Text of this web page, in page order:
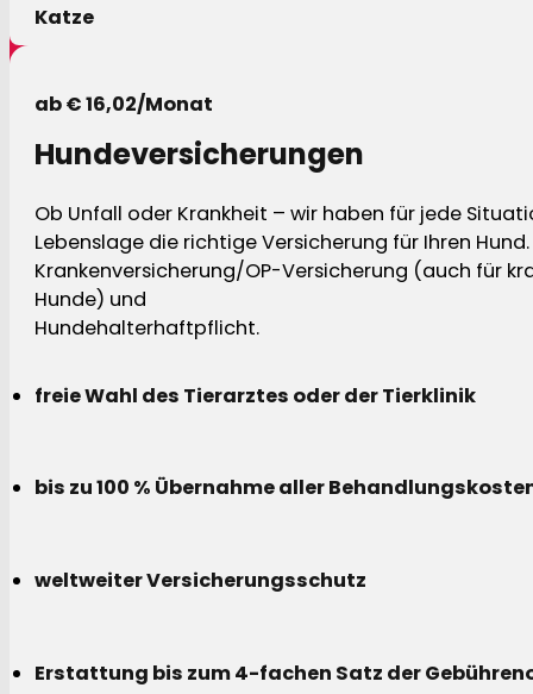
Katze
ab € 16,02/Monat
Hundeversicherungen
Ob Unfall oder Krankheit – wir haben für jede
Lebenslage die richtige Versicherung für Ihren Hund.
Krankenversicherung/OP-Versicherung (auch für
Hunde) und
Hundehalterhaftpflicht.
freie Wahl des Tierarztes oder der Tierklinik
bis zu 100 % Übernahme aller
weltweiter Versicherungsschutz
Erstattung bis zum 4-fachen Satz der